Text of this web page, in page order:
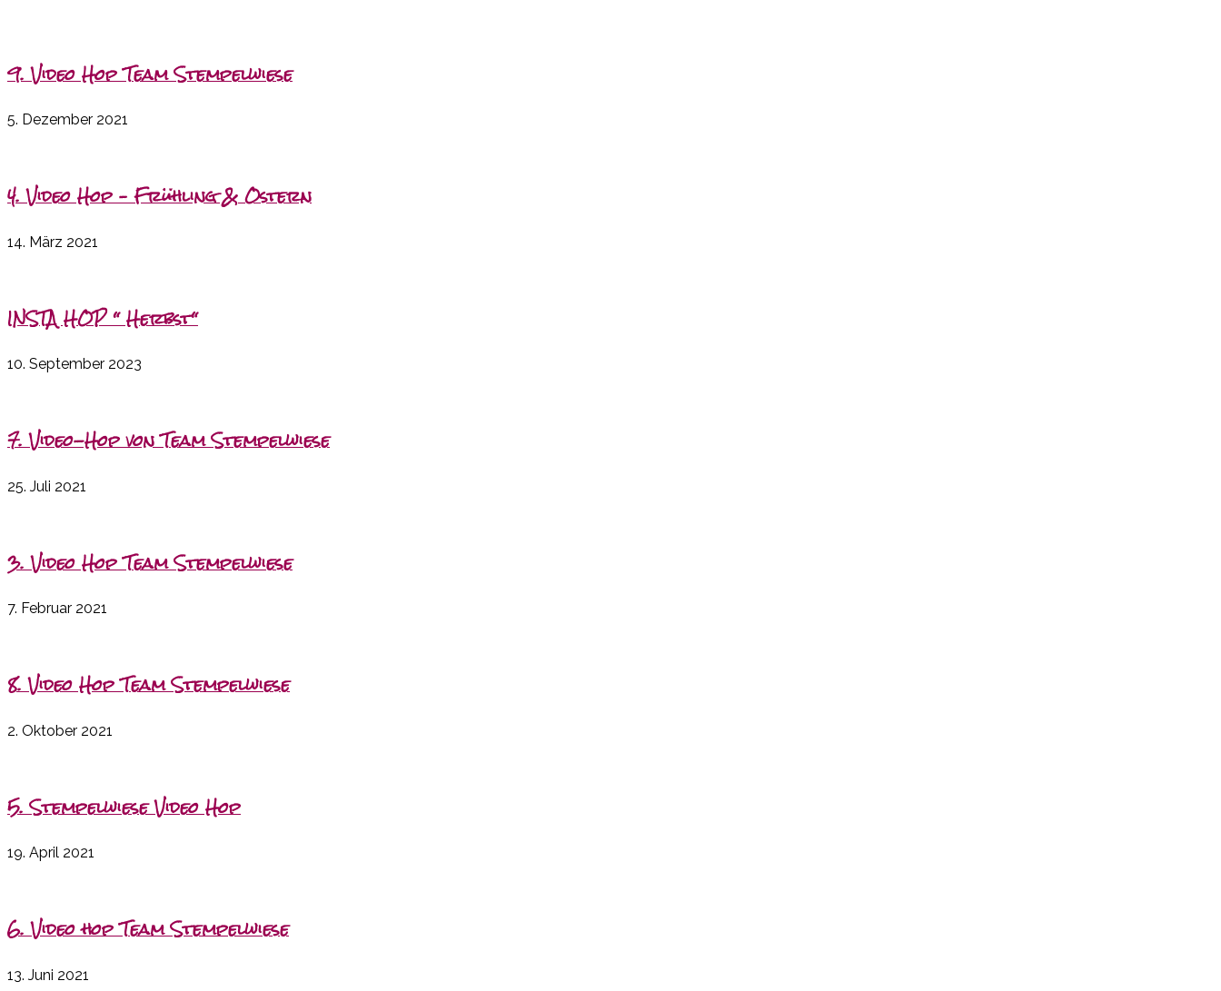
9. Video Hop Team Stempelwiese
5. Dezember 2021
4. Video Hop – Frühling & Ostern
14. März 2021
INSTA HOP “ Herbst“
10. September 2023
7. Video-Hop von Team Stempelwiese
25. Juli 2021
3. Video Hop Team Stempelwiese
7. Februar 2021
8. Video Hop Team Stempelwiese
2. Oktober 2021
5. Stempelwiese Video Hop
19. April 2021
6. Video hop Team Stempelwiese
13. Juni 2021